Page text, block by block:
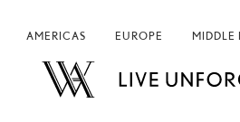
AMERICAS EUROPE MIDDLE